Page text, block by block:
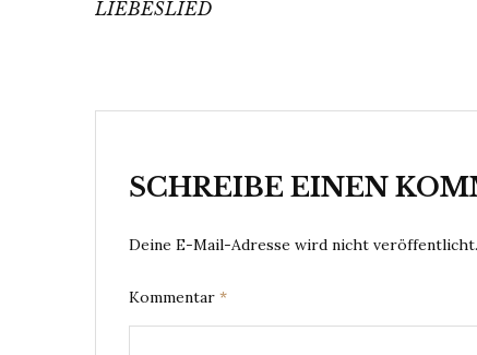
LIEBESLIED
SCHREIBE EINEN
Deine E-Mail-Adresse wird nicht veröffentlicht.
Kommentar *